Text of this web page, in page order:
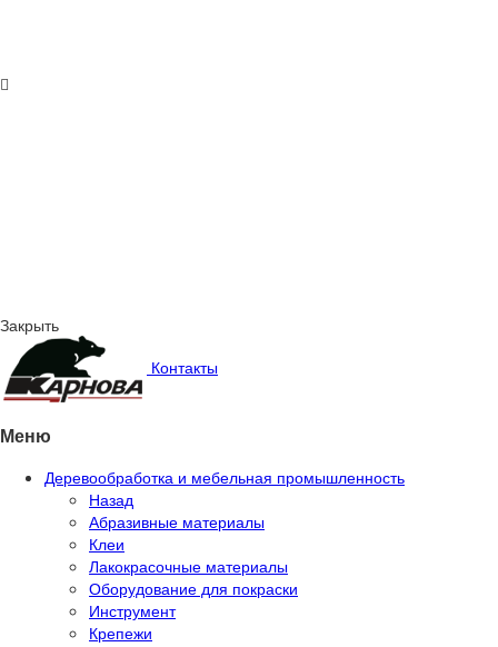
Закрыть
Контакты
Меню
Деревообработка и мебельная промышленность
Назад
Абразивные материалы
Клеи
Лакокрасочные материалы
Оборудование для покраски
Инструмент
Крепежи